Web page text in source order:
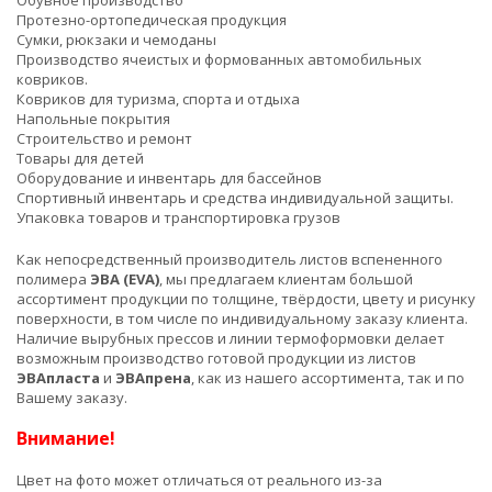
Протезно-ортопедическая продукция
Сумки, рюкзаки и чемоданы
Производство ячеистых и формованных автомобильных
ковриков.
Ковриков для туризма, спорта и отдыха
Напольные покрытия
Строительство и ремонт
Товары для детей
Оборудование и инвентарь для бассейнов
Спортивный инвентарь и средства индивидуальной защиты.
Упаковка товаров и транспортировка грузов
Как непосредственный производитель листов вспененного
полимера ЭВА (EVA) , мы предлагаем клиентам большой
ассортимент продукции по толщине, твёрдости, цвету и рисунку
поверхности, в том числе по индивидуальному заказу клиента.
Наличие вырубных прессов и линии термоформовки делает
возможным производство готовой продукции из листов
ЭВАпласта и ЭВАпрена , как из нашего ассортимента, так и по
Вашему заказу.
Внимание!
Цвет на фото может отличаться от реального из-за